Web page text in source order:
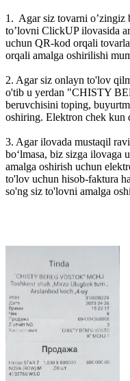
1. Agar siz tovarni o’zingiz
to’lovni ClickUP ilovasida
uchun QR-kod orqali
orqali amalga oshirilishi
2. Agar siz onlayn to'lov
o'tib u yerdan "CHISTY
beruvchisini toping,
oshiring. Elektron chek kun
3. Agar ilovada mustaqil
boʻlmasa, biz sizga ilovaga
amalga oshirish uchun
to'lov uchun hisob-faktura
so'ng siz to'lovni amalga